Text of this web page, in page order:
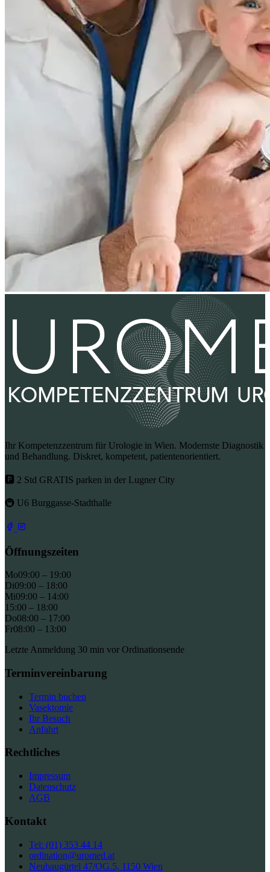
Ihr Kompetenzzentrum für Urologie in Wien. Modernste Diagnostik
und Behandlung. Diskret, kompetent, patientenorientiert.
🅿 2 Std GRATIS parken in der Lugner City
🚇 U6 Burggasse-Stadthalle
Öffnungszeiten
Mo09:00 – 19:00
Di09:00 – 18:00
Mi09:00 – 14:00
15:00 – 18:00
Do08:00 – 17:00
Fr08:00 – 13:00
Letzte Anmeldung 30 min vor Ordinationsende
Terminvereinbarung
Termin buchen
Vasektomie
Ihr Besuch
Anfahrt
Rechtliches
Impressum
Datenschutz
AGB
Kontakt
Tel: (01) 353 44 14
ordination@uromed.at
Neubaugürtel 47/OG.5, 1150 Wien